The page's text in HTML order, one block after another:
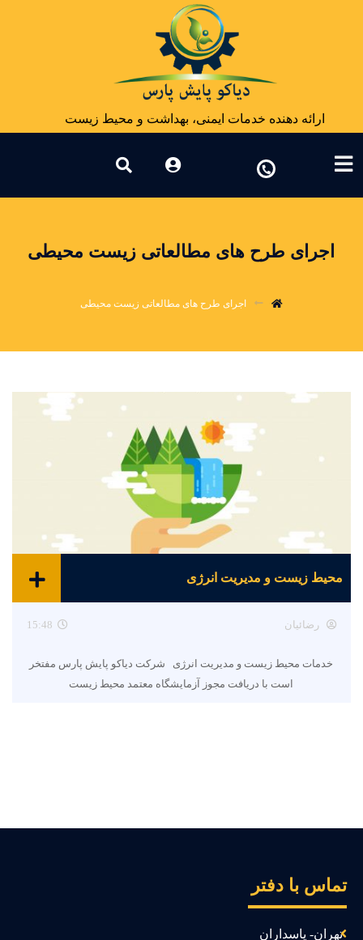
ارائه دهنده خدمات ایمنی، بهداشت و محیط زیست
اجرای طرح های مطالعاتی زیست محیطی
اجرای طرح های مطالعاتی زیست محیطی
محیط زیست و مدیریت انرژی
رضائیان 15:48
خدمات محیط زیست و مدیریت انرژی شرکت دیاکو پایش پارس مفتخر
است با دریافت مجوز آزمایشگاه معتمد محیط زیست
با دفتر
تهران- پاسداران